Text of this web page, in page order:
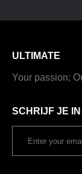
ULTIMATE
Your passion;
SCHRIJF JE